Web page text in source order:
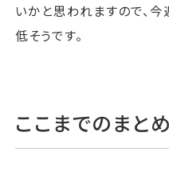
いかと思われますので、
低そうです。
ここまでのまとめ